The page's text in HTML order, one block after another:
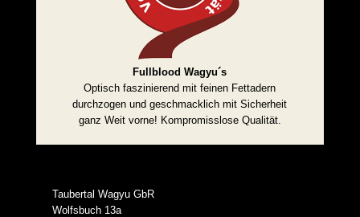
Fullblood Wagyu´s
Optisch faszinierend mit feinen Fettadern
durchzogen und geschmacklich mit Sicherheit
ganz Weit vorne! Kompromisslose Qualität.
Taubertal Wagyu GbR
Wolfsbuch 13a